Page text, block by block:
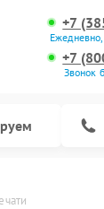
+7
+7
Звонок